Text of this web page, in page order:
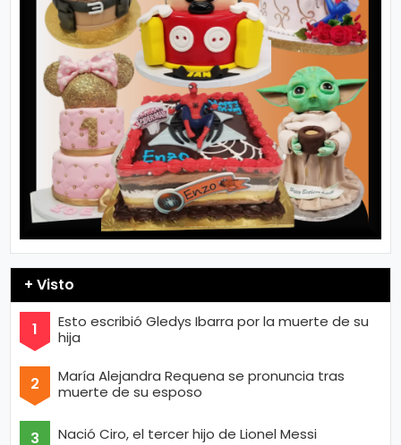
+ Visto
Esto escribió Gledys Ibarra por la muerte de su
hija
María Alejandra Requena se pronuncia tras
muerte de su esposo
Nació Ciro, el tercer hijo de Lionel Messi